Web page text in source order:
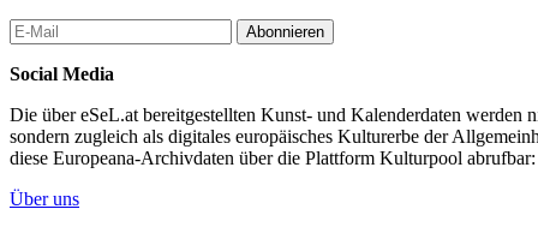
Abonnieren
Social Media
Die über eSeL.at bereitgestellten Kunst- und Kalenderdaten werden
sondern zugleich als digitales europäisches Kulturerbe der
diese Europeana-Archivdaten über die Plattform Kulturpool
Über uns